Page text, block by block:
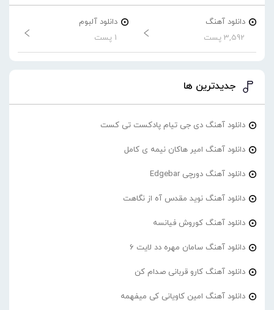
دانلود آهنگ
3,592 پست
دانلود آلبوم
1 پست
جدیدترین ها
دانلود آهنگ دی جی تیام پادکست تی کست
دانلود آهنگ امیر هاکان نیمه ی کامل
دانلود آهنگ دورچی Edgebar
دانلود آهنگ نوید مقدس آه از نگاهت
دانلود آهنگ کوروش فیانسه
دانلود آهنگ سامان مهره دد لایت 6
دانلود آهنگ کارو قربانی صدام کن
دانلود آهنگ امین کاویانی کی میفهمه